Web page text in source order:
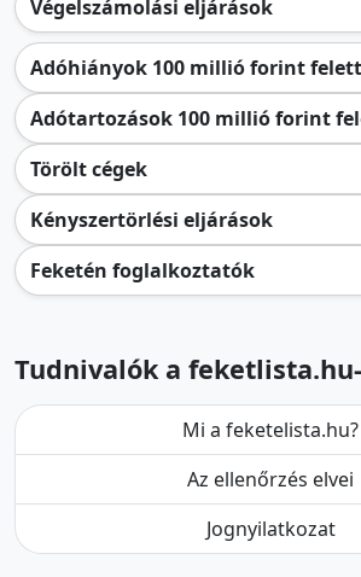
Végelszámolási eljárások
Adóhiányok 100 millió forint felett
Adótartozások 100 millió forint
Törölt cégek
Kényszertörlési eljárások
Feketén foglalkoztatók
Tudnivalók a
Mi a feketelista.hu?
Az ellenőrzés elvei
Jognyilatkozat